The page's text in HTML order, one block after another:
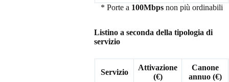
* Porte a 100Mbps non più ordinabili
Listino a seconda della tipologia di
servizio
Servizio
Attivazione
(€)
Canone
annuo (€)